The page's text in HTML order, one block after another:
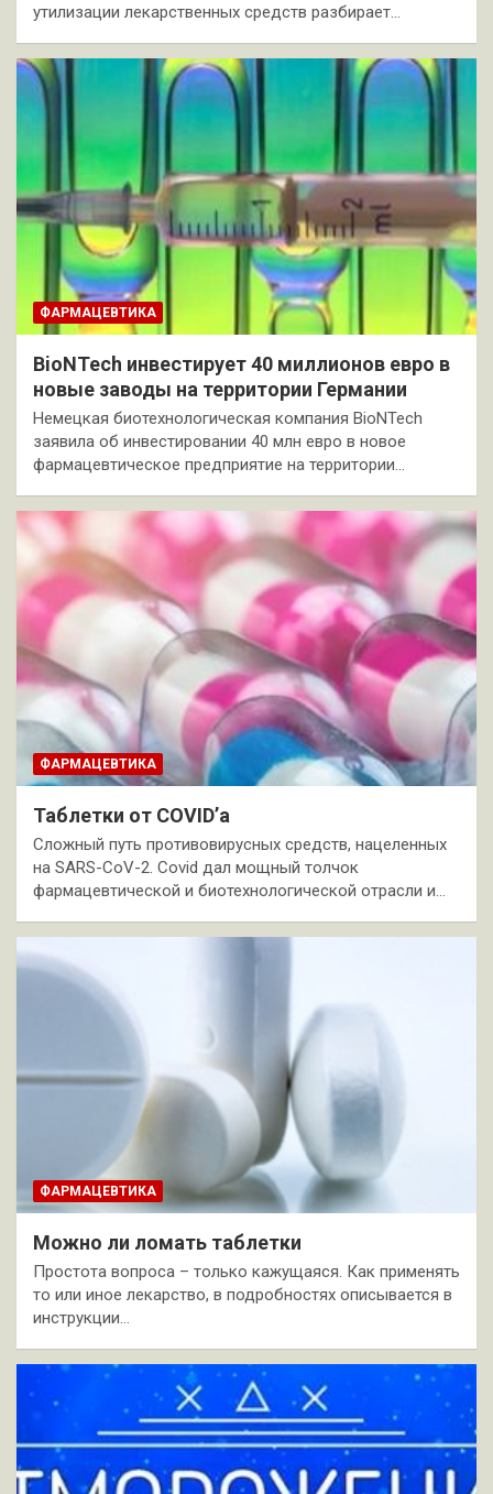
утилизации лекарственных средств разбирает…
ФАРМАЦЕВТИКА
BioNTech инвестирует 40 миллионов евро в
новые заводы на территории Германии
Немецкая биотехнологическая компания BioNTech
заявила об инвестировании 40 млн евро в новое
фармацевтическое предприятие на территории…
ФАРМАЦЕВТИКА
Таблетки от COVID’a
Сложный путь противовирусных средств, нацеленных
на SARS-CoV-2. Covid дал мощный толчок
фармацевтической и биотехнологической отрасли и…
ФАРМАЦЕВТИКА
Можно ли ломать таблетки
Простота вопроса – только кажущаяся. Как применять
то или иное лекарство, в подробностях описывается в
инструкции…